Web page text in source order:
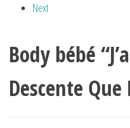
Next
Body bébé
Descente Que